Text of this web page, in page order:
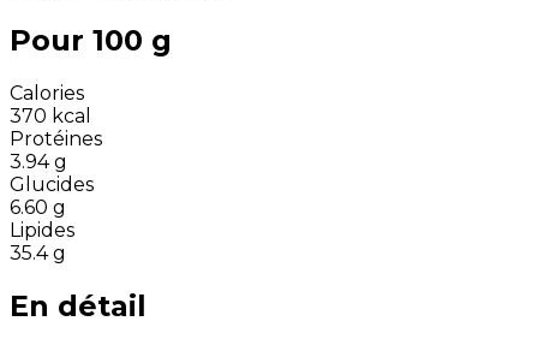
Pour 100 g
Calories
370 kcal
Protéines
3.94 g
Glucides
6.60 g
Lipides
35.4 g
En détail